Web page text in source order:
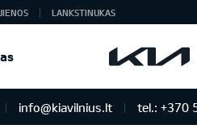
LANKSTINUKAS
info@kiavilnius.lt tel.: +370